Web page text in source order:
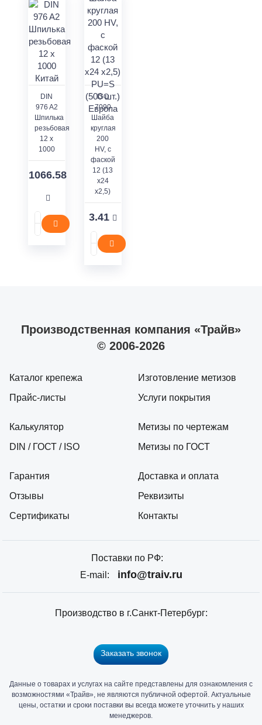
DIN
976 A2
Шпилька
резьбовая
12 х
1000
1066.58
ISO
7090
Шайба
круглая
200
HV, с
фаской
12 (13
x24
x2,5)
3.41
Производственная компания «Трайв»
© 2006-2026
Каталог крепежа
Прайс-листы
Калькулятор
DIN / ГОСТ / ISO
Гарантия
Отзывы
Сертификаты
Изготовление метизов
Услуги покрытия
Метизы по чертежам
Метизы по ГОСТ
Доставка и оплата
Реквизиты
Контакты
Поставки по РФ:
E-mail:
info@traiv.ru
Производство в г.Санкт-Петербург:
Заказать звонок
Данные о товарах и услугах на сайте представлены для ознакомления с
возможностями «Трайв», не являются публичной офертой. Актуальные
цены, остатки и сроки поставки вы всегда можете уточнить у наших
менеджеров.
Главный